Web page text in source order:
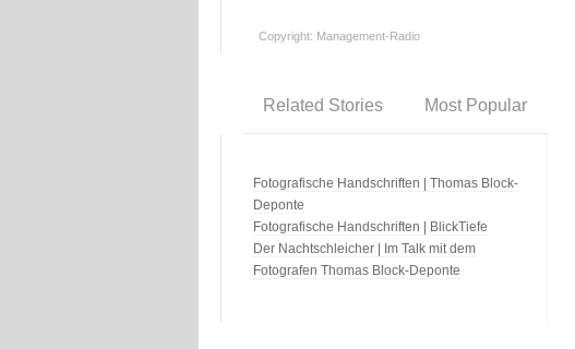
Copyright: Management-Radio
Related Stories Most Popular
Fotografische Handschriften | Thomas Block-
Deponte
Fotografische Handschriften | BlickTiefe
Der Nachtschleicher | Im Talk mit dem
Fotografen Thomas Block-Deponte